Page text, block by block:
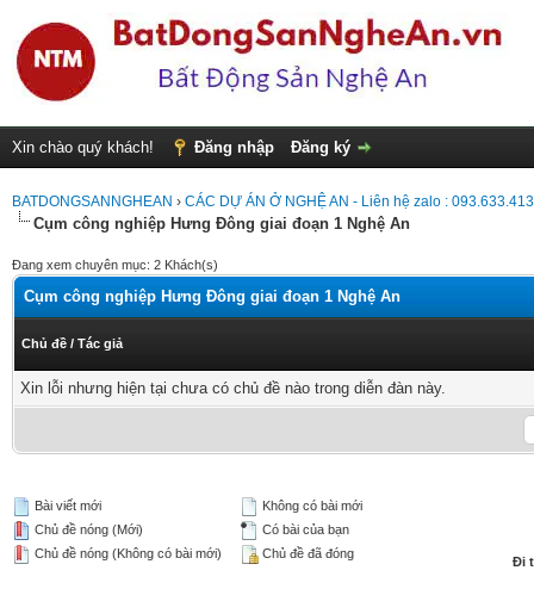
Xin chào quý khách! Đăng nhập Đăng ký
BATDONGSANNGHEAN › CÁC DỰ ÁN Ở NGHỆ AN - Liên hệ zalo :
Cụm công nghiệp Hưng Đông giai đoạn 1 Nghệ An
Đang xem chuyên mục: 2 Khách(s)
Cụm công nghiệp Hưng Đông giai đoạn 1 Nghệ An
Chủ đề / Tác giả
Xin lỗi nhưng hiện tại chưa có chủ đề nào trong diễn đàn này.
Bài viết mới
Chủ đề nóng (Mới)
Chủ đề nóng (Không có bài mới)
Không có bài mới
Có bài của bạn
Chủ đề đã đóng
Đi